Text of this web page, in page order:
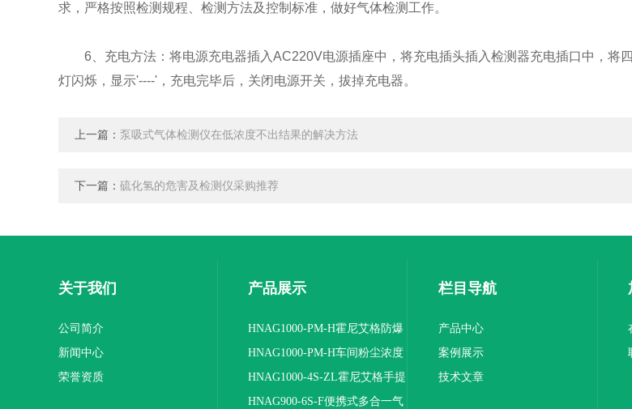
求，严格按照检测规程、检测方法及控制标准，做好气体检测工作。
6、充电方法：将电源充电器插入AC220V电源插座中，将充电插头插入检测器充电插口中，将
灯闪烁，显示'----'，充电完毕后，关闭电源开关，拔掉充电器。
上一篇： 泵吸式气体检测仪在低浓度不出结果的解决方法
下一篇： 硫化氢的危害及检测仪采购推荐
关于我们
公司简介
新闻中心
荣誉资质
产品展示
HNAG1000-PM-H霍尼艾格防爆
粉尘浓度检测仪
HNAG1000-PM-H车间粉尘浓度
检测仪
HNAG1000-4S-ZL霍尼艾格手提
式四合一气体检测仪
HNAG900-6S-F便携式多合一气
栏目导航
产品中心
案例展示
技术文章